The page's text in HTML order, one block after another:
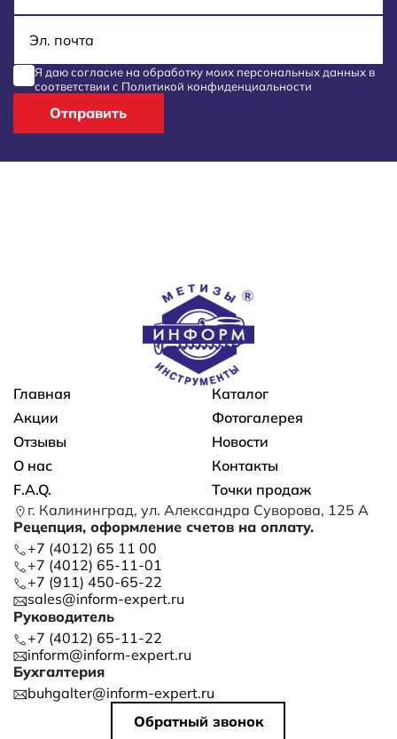
Я даю согласие на обработку моих персональных данных в
соответствии с Политикой конфиденциальности
Отправить
Основная навигация
Главная
Каталог
Акции
Фотогалерея
Отзывы
Новости
О нас
Контакты
F.A.Q.
Точки продаж
г. Калининград, ул. Александра Суворова, 125 А
Рецепция, оформление счетов на оплату.
+7 (4012) 65 11 00
+7 (4012) 65-11-01
+7 (911) 450-65-22
sales@inform-expert.ru
Руководитель
+7 (4012) 65-11-22
inform@inform-expert.ru
Бухгалтерия
buhgalter@inform-expert.ru
Обратный звонок